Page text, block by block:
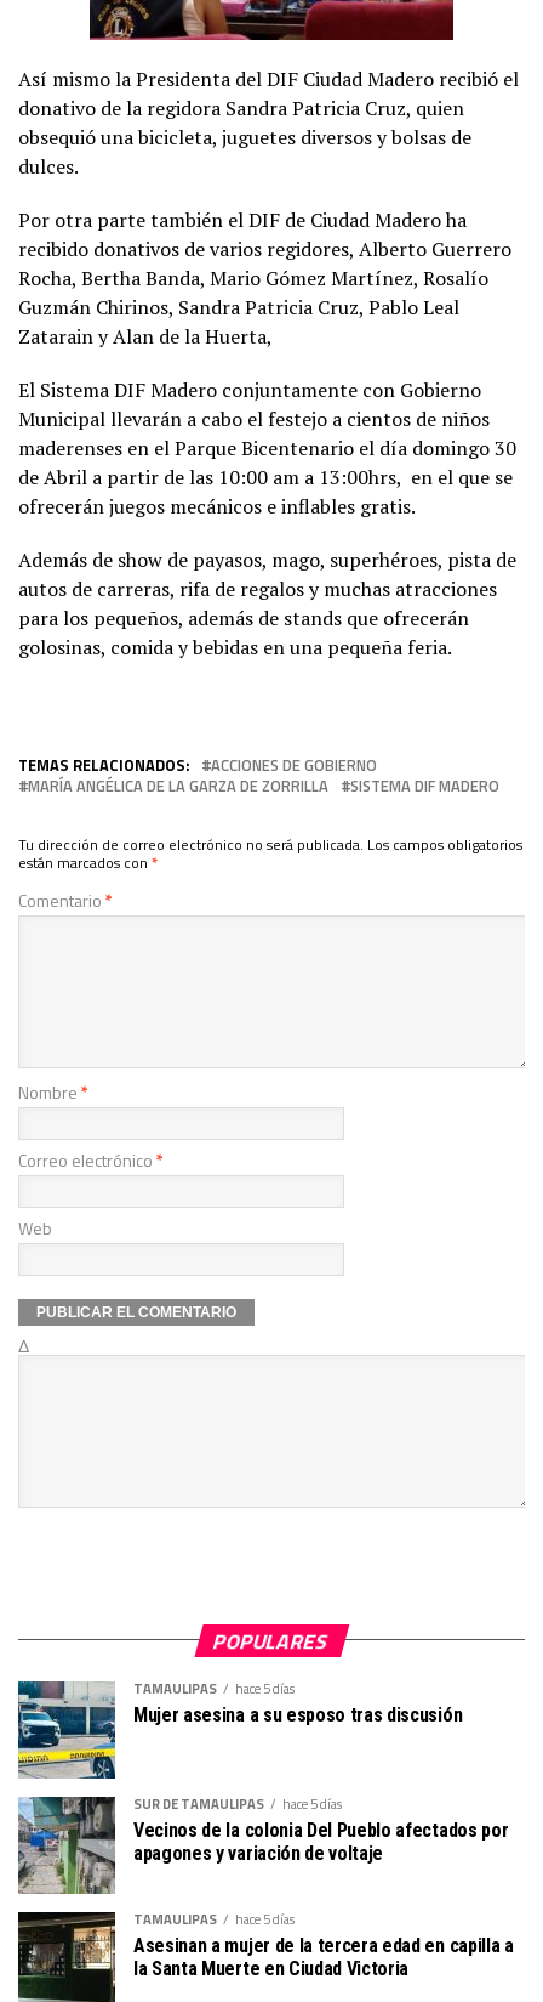
Así mismo la Presidenta del DIF Ciudad Madero recibió el
donativo de la regidora Sandra Patricia Cruz, quien
obsequió una bicicleta, juguetes diversos y bolsas de
dulces.
Por otra parte también el DIF de Ciudad Madero ha
recibido donativos de varios regidores, Alberto Guerrero
Rocha, Bertha Banda, Mario Gómez Martínez, Rosalío
Guzmán Chirinos, Sandra Patricia Cruz, Pablo Leal
Zatarain y Alan de la Huerta,
El Sistema DIF Madero conjuntamente con Gobierno
Municipal llevarán a cabo el festejo a cientos de niños
maderenses en el Parque Bicentenario el día domingo 30
de Abril a partir de las 10:00 am a 13:00hrs, en el que se
ofrecerán juegos mecánicos e inflables gratis.
Además de show de payasos, mago, superhéroes, pista de
autos de carreras, rifa de regalos y muchas atracciones
para los pequeños, además de stands que ofrecerán
golosinas, comida y bebidas en una pequeña feria.
TEMAS RELACIONADOS:
ACCIONES DE GOBIERNO
MARÍA ANGÉLICA DE LA GARZA DE ZORRILLA
SISTEMA DIF MADERO
Tu dirección de correo electrónico no será publicada. Los campos obligatorios
están marcados con *
Comentario*
Nombre*
Correo electrónico*
Web
Δ
POPULARES
TAMAULIPAS hace 5 días
Mujer asesina a su esposo tras discusión
SUR DE TAMAULIPAS hace 5 días
Vecinos de la colonia Del Pueblo afectados por
apagones y variación de voltaje
TAMAULIPAS hace 5 días
Asesinan a mujer de la tercera edad en capilla a
la Santa Muerte en Ciudad Victoria